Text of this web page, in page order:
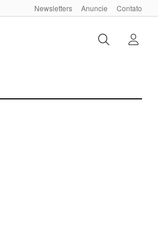
Newsletters Anuncie Contato